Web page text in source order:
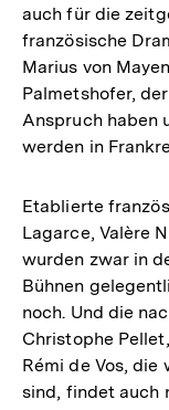
auch für die
französische
Marius von
Palmetshofer,
Anspruch haben
werden in
Etablierte
Lagarce, Valère
wurden zwar in
Bühnen
noch. Und die
Christophe
Rémi de Vos,
sind, findet auch